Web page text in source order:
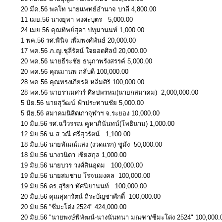
20 มีค.56 พลโท นายแพทย์อำนาจ บาลี 4,800.00
11 เมย.56 นางยุพา พงศะบุตร 5,000.00
24 เมย.56 คุณทิพย์สุดา ปทุมานนท์ 1,000.00
1 พค.56 รศ.พินิจ เพิ่มพงศ์พันธ์ 20,000.00
17 พค.56 ภ.ญ.ชุลีรัตน์ ใจยอดศิลป์ 20,000.00
20 พค.56 นายธีระชัย ธนุภาพรังสรรค์ 5,000.00
20 พค.56 คุณมานพ กลับดี 100,000.00
28 พค.56 คุณทรงเกียรติ หลิ่มศิริ 100,000.00
28 พค.56 นายราเมศวร์ ศิลปพรหม(นายกสมาคม) 2,000,000.00
5 มิย.56 นายสุวัฒน์ ฟ้าประทานชัย 5,000.00
5 มิย.56 สมาคมนิสิตเก่าจุฬาฯ จ.ระยอง 10,000.00
10 มิย.56 รศ.ฉวีวรรณ คูหาภินันทน์(โพธินาม) 1,000.00
12 มิย.56 น.ส.วณี ศรีสุวรัตน์ 1,100.00
18 มิย.56 นายพัณณ์แสง (งวดแรก) ชูมัง 50,000.00
18 มิย.56 นางวนิดา เซียสกุล 1,000.00
19 มิย.56 นายบวร วงศ์สินอุดม 100,000.00
19 มิย.56 นายสมชาย โรจนมงคล 100,000.00
19 มิย.56 ดร.สุริยา ทัศนียานนท์ 100,000.00
20 มิย.56 คุณสุดารัตน์ ถิระบัญชาศักดิ์ 100,000.00
20 มิย.56 "ซีมะโด่ง 2524" 424,000.00
20 มิย.56 "นายพงษ์พิพัฒน์-นางนันทนา มณฑา/ซีมะโด่ง 2524"